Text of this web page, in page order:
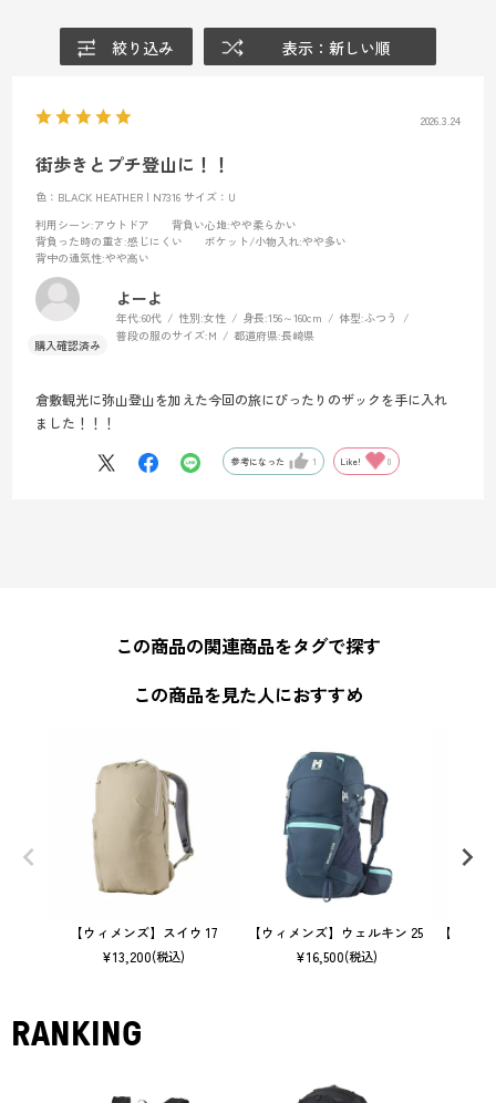
絞り込み 表示：新しい順
2026.3.24
街歩きとプチ登山に！！
色：BLACK HEATHER | N7316 サイズ：U
利用シーン:アウトドア 背負い心地:やや柔らかい
背負った時の重さ:感じにくい ポケット/小物入れ:やや多い
背中の通気性:やや高い
よーよ
年代:60代 性別:女性 身長:156～160cm 体型:ふつう
普段の服のサイズ:M 都道府県:長崎県
倉敷観光に弥山登山を加えた今回の旅にぴったりのザックを手に入れ
ました！！！
参考になった 1 Like! 0
この商品の関連商品をタグで探す
この商品を見た人におすすめ
【ウィメンズ】スイウ 17
¥13,200(税込)
【ウィメンズ】ウェルキン 25
¥16,500(税込)
【ウィ
RANKING